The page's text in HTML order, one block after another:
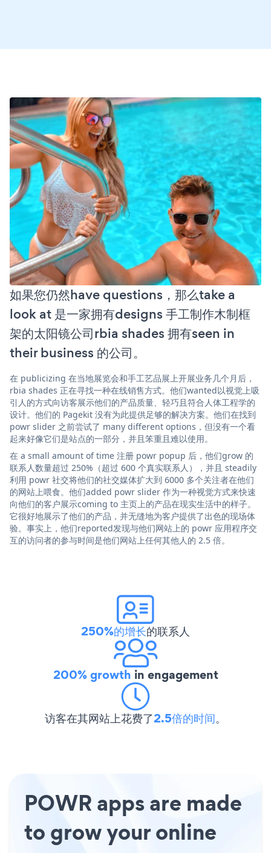
如果您仍然have questions，那么take a
look at 是一家拥有designs 手工制作木制框
架的太阳镜公司rbia shades 拥有seen in
their business 的公司。
在 publicizing 在当地展览会和手工艺品展上开展业务几个月后，
rbia shades 正在寻找一种在线销售方式。他们wanted以视觉上吸
引人的方式向访客展示他们的产品质量、轻巧且符合人体工程学的
设计。他们的 Pagekit 没有为此提供足够的解决方案。他们在找到
powr slider 之前尝试了 many different options，但没有一个看
起来好像它们是站点的一部分，并且笨重且难以使用。
在 a small amount of time 注册 powr popup 后，他们grow 的
联系人数量超过 250%（超过 600 个真实联系人），并且 steadily
利用 powr 社交将他们的社交媒体扩大到 6000 多个关注者在他们
的网站上喂食。他们added powr slider 作为一种视觉方式来快速
向他们的客户展示coming to 主页上的产品在现实生活中的样子。
它很好地展示了他们的产品，并无缝地为客户提供了出色的现场体
验。事实上，他们reported发现与他们网站上的 powr 应用程序交
互的访问者的参与时间是他们网站上任何其他人的 2.5 倍。
250%的增长的联系人
200% growth in engagement
访客在其网站上花费了2.5倍的时间。
POWR apps are made
to grow your online